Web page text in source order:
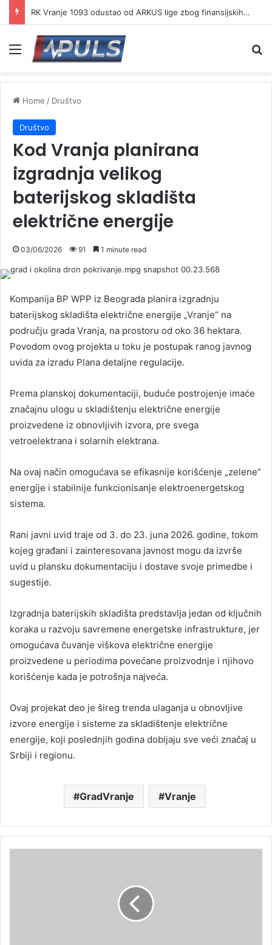
RK Vranje 1093 odustao od ARKUS lige zbog finansijskih problema
Menu
Home / Društvo
Društvo
Kod Vranja planirana
izgradnja velikog
baterijskog skladišta
električne energije
03/06/2026 91 1 minute read
Kompanija BP WPP iz Beograda planira izgradnju
baterijskog skladišta električne energije „Vranje“ na
području grada Vranja, na prostoru od oko 36 hektara.
Povodom ovog projekta u toku je postupak ranog javnog
uvida za izradu Plana detaljne regulacije.
Prema planskoj dokumentaciji, buduće postrojenje imaće
značajnu ulogu u skladištenju električne energije
proizvedene iz obnovljivih izvora, pre svega
vetroelektrana i solarnih elektrana.
Na ovaj način omogućava se efikasnije korišćenje „zelene“
energije i stabilnije funkcionisanje elektroenergetskog
sistema.
Rani javni uvid traje od 3. do 23. juna 2026. godine, tokom
kojeg građani i zainteresovana javnost mogu da izvrše
uvid u plansku dokumentaciju i dostave svoje primedbe i
sugestije.
Izgradnja baterijskih skladišta predstavlja jedan od ključnih
koraka u razvoju savremene energetske infrastrukture, jer
omogućava čuvanje viškova električne energije
proizvedene u periodima povećane proizvodnje i njihovo
korišćenje kada je potrošnja najveća.
Ovaj projekat deo je šireg trenda ulaganja u obnovljive
izvore energije i sisteme za skladištenje električne
energije, koji poslednjih godina dobijaju sve veći značaj u
Srbiji i regionu.
GradVranje Vranje